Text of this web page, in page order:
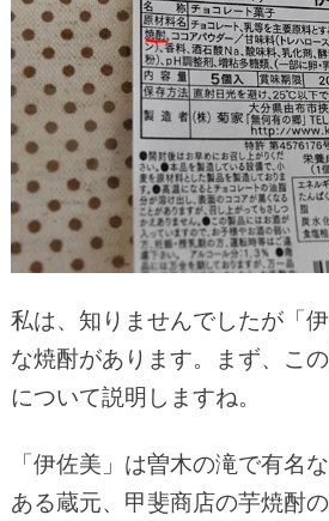
私は、知りませんでしたが「
な焼酎があります。まず、こ
について説明しますね。
「伊佐美」は曽木の滝で有名
ある蔵元、甲斐商店の芋焼酎の